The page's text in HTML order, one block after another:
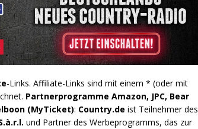
-Links. Affiliate-Links sind mit einem * (oder mit
Partnerprogramme Amazon, JPC, Bear
(MyTicket): Country.de ist Teilnehmer des
und Partner des Werbeprogramms, das zur